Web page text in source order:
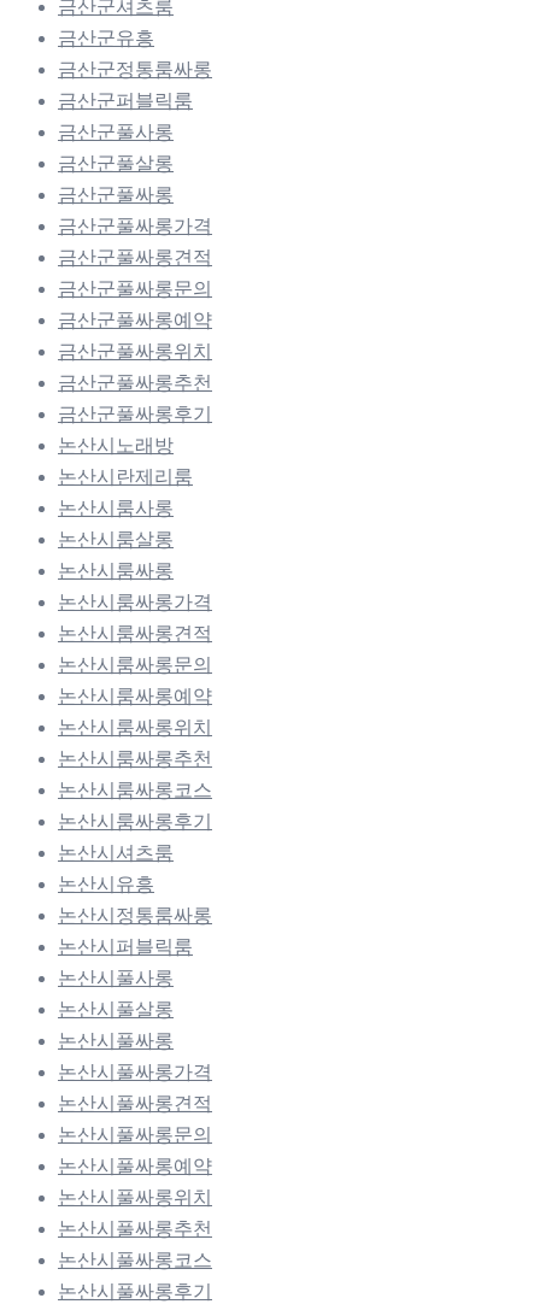
금산군셔츠룸
금산군유흥
금산군정통룸싸롱
금산군퍼블릭룸
금산군풀사롱
금산군풀살롱
금산군풀싸롱
금산군풀싸롱가격
금산군풀싸롱견적
금산군풀싸롱문의
금산군풀싸롱예약
금산군풀싸롱위치
금산군풀싸롱추천
금산군풀싸롱후기
논산시노래방
논산시란제리룸
논산시룸사롱
논산시룸살롱
논산시룸싸롱
논산시룸싸롱가격
논산시룸싸롱견적
논산시룸싸롱문의
논산시룸싸롱예약
논산시룸싸롱위치
논산시룸싸롱추천
논산시룸싸롱코스
논산시룸싸롱후기
논산시셔츠룸
논산시유흥
논산시정통룸싸롱
논산시퍼블릭룸
논산시풀사롱
논산시풀살롱
논산시풀싸롱
논산시풀싸롱가격
논산시풀싸롱견적
논산시풀싸롱문의
논산시풀싸롱예약
논산시풀싸롱위치
논산시풀싸롱추천
논산시풀싸롱코스
논산시풀싸롱후기